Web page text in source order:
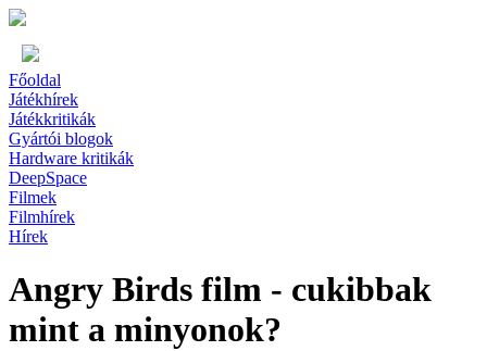
Főoldal
Játékhírek
Játékkritikák
Gyártói blogok
Hardware kritikák
DeepSpace
Filmek
Filmhírek
Hírek
Angry Birds film - cukibbak
mint a minyonok?